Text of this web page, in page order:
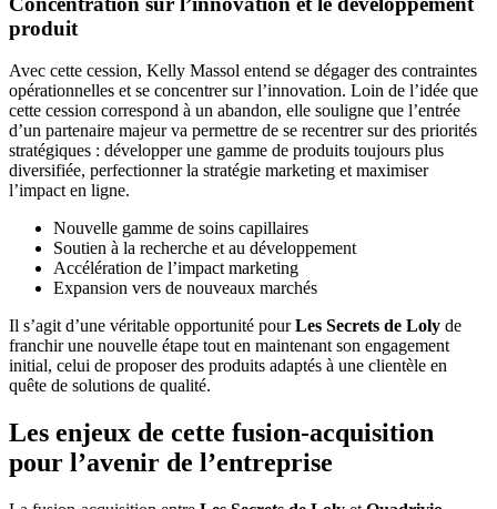
produit
Avec cette cession, Kelly Massol entend se dégager des contraintes
opérationnelles et se concentrer sur l’innovation. Loin de l’idée que
cette cession correspond à un abandon, elle souligne que l’entrée
d’un partenaire majeur va permettre de se recentrer sur des priorités
stratégiques : développer une gamme de produits toujours plus
diversifiée, perfectionner la stratégie marketing et maximiser
l’impact en ligne.
Nouvelle gamme de soins capillaires
Soutien à la recherche et au développement
Accélération de l’impact marketing
Expansion vers de nouveaux marchés
Il s’agit d’une véritable opportunité pourLes Secrets de Loly de
franchir une nouvelle étape tout en maintenant son engagement
initial, celui de proposer des produits adaptés à une clientèle en
quête de solutions de qualité.
Les enjeux de cette fusion-acquisition
pour l’avenir de l’entreprise